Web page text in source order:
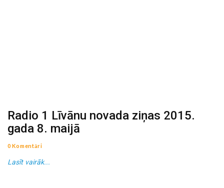
Radio 1 Līvānu novada ziņas 2015.
gada 8. maijā
0 Komentāri
Lasīt vairāk...